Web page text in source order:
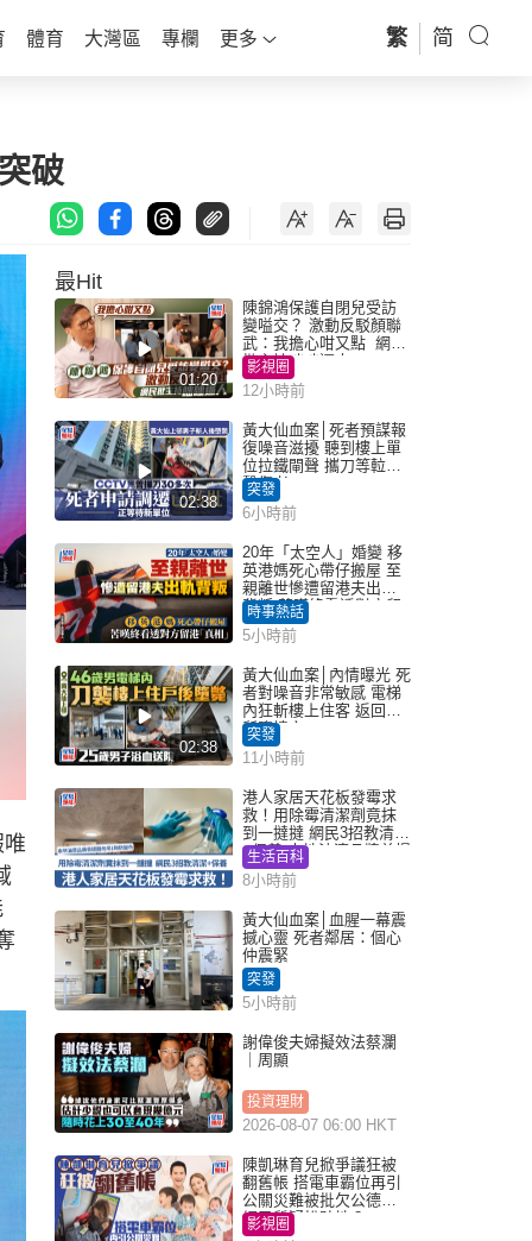
體育 大灣區 專欄 更多 繁 简
破
唯
最Hit
01:20
陳錦鴻保護自閉兒受訪
變嗌交？ 激動反駁顏聯
武：我擔心咁又點 網民
批主持咄咄逼人
影視圈
12小時前
02:38
黃大仙血案│死者預謀報
復噪音滋擾 聽到樓上單
位拉鐵閘聲 攜刀等𨋢伏
擊傷者
突發
6小時前
20年「太空人」婚變 移
英港媽死心帶仔搬屋 至
親離世慘遭留港夫出軌
背叛 苦嘆終看透對方留
港「真相」｜Juicy叮
時事熱話
5小時前
02:38
黃大仙血案│內情曝光 死
者對噪音非常敏感 電梯
內狂斬樓上住客 返回住
所墮樓亡
突發
11小時前
港人家居天花板發霉求
救！用除霉清潔劑竟抹
到一撻撻 網民3招教清潔
+保養 本地油漆品牌曾提
醒勿用1物防變色
生活百科
8小時前
黃大仙血案│血腥一幕震
撼心靈 死者鄰居：個心
仲震緊
突發
5小時前
謝偉俊夫婦擬效法蔡瀾
｜周顯
投資理財
2026-08-07 06:00 HKT
陳凱琳育兒掀爭議狂被
翻舊帳 搭電車霸位再引
公關災難被批欠公德心
網民質疑扮貼地？
影視圈